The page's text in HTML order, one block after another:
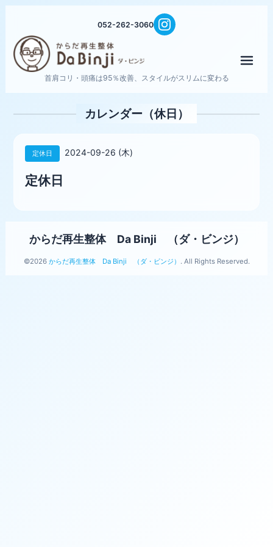
052-262-3060
首肩コリ・頭痛は95％改善、スタイルがスリムに変わる
カレンダー（休日）
定休日 2024-09-26 (木)
定休日
からだ再生整体 Da Binji （ダ・ビンジ）
©2026 からだ再生整体 Da Binji （ダ・ビンジ） . All Rights Reserved.